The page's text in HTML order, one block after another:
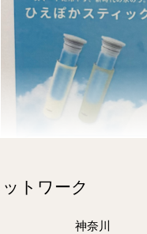
トワーク
神奈川